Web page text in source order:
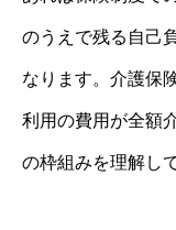
のうえで残る自己
なります。介護保
利用の費用が全額
の枠組みを理解し